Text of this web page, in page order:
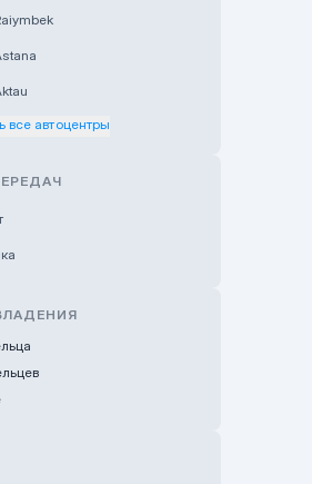
Zhol
все автоцентры